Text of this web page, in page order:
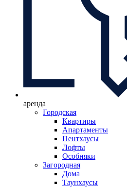
аренда
Городская
Квартиры
Апартаменты
Пентхаусы
Лофты
Особняки
Загородная
Дома
Таунхаусы